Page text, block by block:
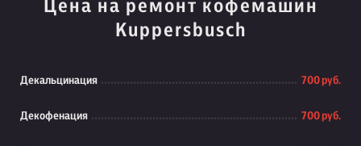
Цена на ремонт кофемашин
Kuppersbusch
Декальцинация 700 руб.
Декофенация 700 руб.